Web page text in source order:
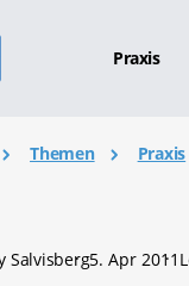
Praxis
Themen Praxis
Salvisberg5. Apr 2011